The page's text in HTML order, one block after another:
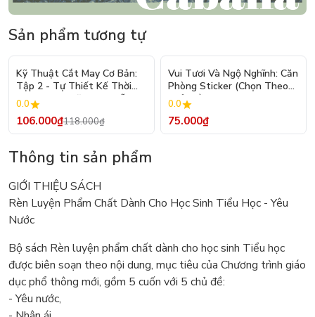
Sản phẩm tương tự
- 10%
Kỹ Thuật Cắt May Cơ Bản:
Tập 2 - Tự Thiết Kế Thời
Trang Nam Nữ - Tạo Mẫu
Rập - Kỹ Thuật Nhảy Size
0.0
106.000₫118.000₫
Vui Tươi Và Ngộ Nghĩnh: Căn
Phòng Sticker (Chọn Theo
Chủ Đề) - Hơn 250 Sticker
0.0
75.000₫
Thông tin sản phẩm
GIỚI THIỆU SÁCH
Rèn Luyện Phẩm Chất Dành Cho Học Sinh Tiểu Học - Yêu
Nước
Bộ sách Rèn luyện phẩm chất dành cho học sinh Tiểu học
được biên soạn theo nội dung, mục tiêu của Chương trình giáo
dục phổ thông mới, gồm 5 cuốn với 5 chủ đề:
- Yêu nước,